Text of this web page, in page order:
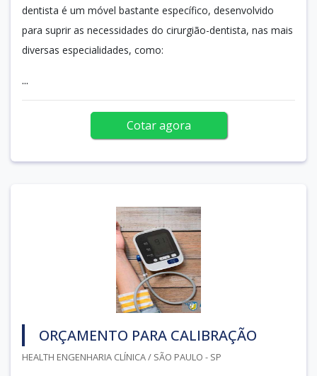
dentista é um móvel bastante específico, desenvolvido
para suprir as necessidades do cirurgião-dentista, nas mais
diversas especialidades, como:
...
Cotar agora
ORÇAMENTO PARA CALIB­RAÇÃO
HEALTH ENGENHARIA CLÍNICA / SÃO PAULO - SP